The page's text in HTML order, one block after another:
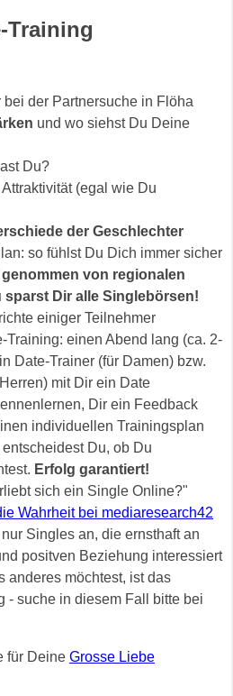
Training
der Partnersuche in Flöha
und wo siehst Du Deine
Du?
(egal wie Du
der Geschlechter
so fühlst Du Dich immer sicher
genommen von regionalen
sparst Dir alle Singlebörsen!
einiger Teilnehmer
Training: einen Abend lang (ca. 2-
Date-Trainer (für Damen) bzw.
mit Dir ein Date
Dir ein Feedback
individuellen Trainingsplan
Du, ob Du
Erfolg garantiert!
sich ein Single Online?"
Wahrheit bei mediaresearch42
Singles an, die ernsthaft an
positven Beziehung interessiert
anderes möchtest, ist das
- suche in diesem Fall bitte bei
für Deine Grosse Liebe